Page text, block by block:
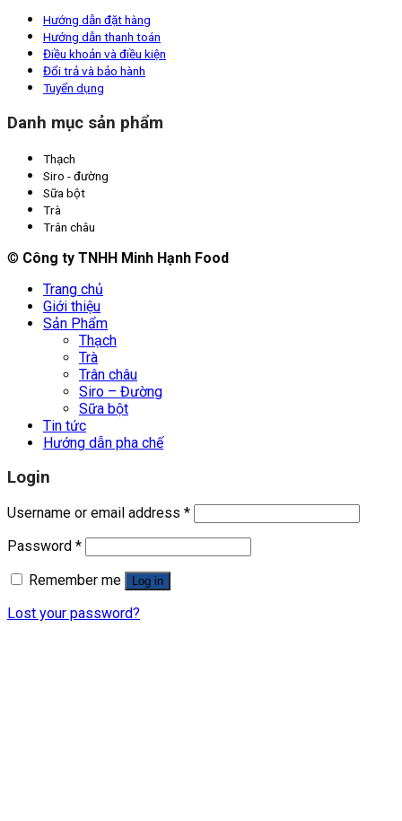
Hướng dẫn đặt hàng
Hướng dẫn thanh toán
Điều khoản và điều kiện
Đổi trả và bảo hành
Tuyển dụng
Danh mục sản phẩm
Thạch
Siro - đường
Sữa bột
Trà
Trân châu
© Công ty TNHH Minh Hạnh Food
Trang chủ
Giới thiệu
Sản Phẩm
Thạch
Trà
Trân châu
Siro – Đường
Sữa bột
Tin tức
Hướng dẫn pha chế
Login
Username or email address *
Password *
Remember me
Log in
Lost your password?